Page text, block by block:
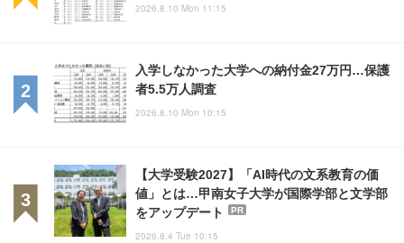
2026.8.10 Mon 11:15
入学しなかった大学への納付金27万円…保護
者5.5万人調査
2026.8.10 Mon 10:15
【大学受験2027】「AI時代の文系教育の価
値」とは…甲南女子大学が国際学部と文学部
をアップデート
PR
2026.8.4 Tue 10:15